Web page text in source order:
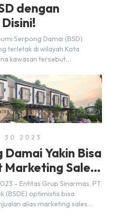
dengan
Serpong Damai (BSD)
terletak di wilayah Kota
kawasan tersebut
ini merupakan tempat
tersebut kurang tepat.
merupakan dua kawasan yang
Baca Juga: […]
30 2023
Damai Yakin Bisa
Marketing Sales
– Entitas Grup Sinarmas, PT
(BSDE) optimistis bisa
alias marketing sales